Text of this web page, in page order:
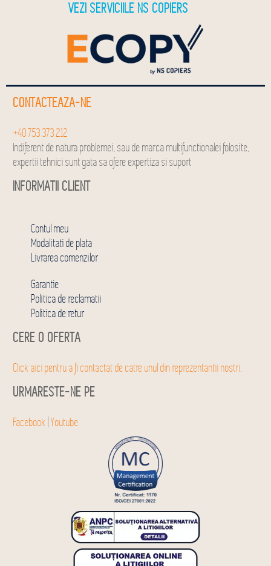
VEZI SERVICIILE NS COPIERS
CONTACTEAZA-NE
+40 753 373 212
Indiferent de natura problemei, sau de marca multifunctionalei folosite,
expertii tehnici sunt gata sa ofere expertiza si suport
INFORMATII CLIENT
Contul meu
Modalitati de plata
Livrarea comenzilor
Garantie
Politica de reclamatii
Politica de retur
CERE O OFERTA
Click aici pentru a fi contactat de catre unul din reprezentantii nostri.
URMARESTE-NE PE
Facebook |Youtube